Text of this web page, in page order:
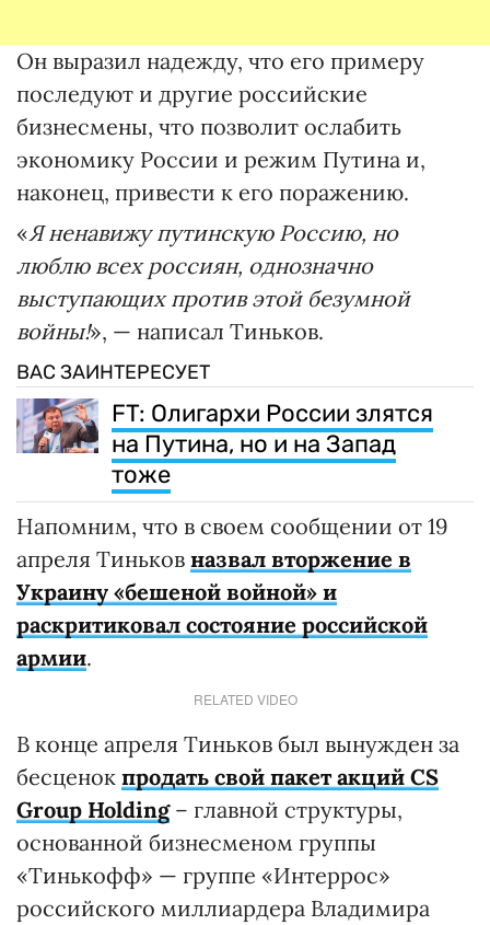
Он выразил надежду, что его примеру
последуют и другие российские
бизнесмены, что позволит ослабить
экономику России и режим Путина и,
наконец, привести к его поражению.
«Я ненавижу путинскую Россию, но
люблю всех россиян, однозначно
выступающих против этой безумной
войны!», — написал Тиньков.
ВАС ЗАИНТЕРЕСУЕТ
FT: Олигархи России злятся
на Путина, но и на Запад
тоже
Напомним, что в своем сообщении от 19
апреля Тиньков назвал вторжение в
Украину «бешеной войной» и
раскритиковал состояние российской
армии.
RELATED VIDEO
В конце апреля Тиньков был вынужден за
бесценок продать свой пакет акций CS
Group Holding– главной структуры,
основанной бизнесменом группы
«Тинькофф» — группе «Интеррос»
российского миллиардера Владимира